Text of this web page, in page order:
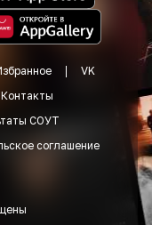
VK
Контакты
СОУТ
соглашение